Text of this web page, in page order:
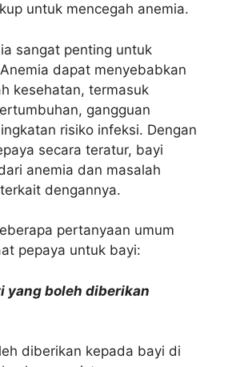
untuk mencegah anemia.
sangat penting untuk
dapat menyebabkan
kesehatan, termasuk
gangguan
risiko infeksi. Dengan
secara teratur, bayi
anemia dan masalah
dengannya.
pertanyaan umum
pepaya untuk bayi:
yang boleh diberikan
diberikan kepada bayi di